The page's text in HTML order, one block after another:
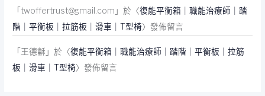
「twoffertrust@gmail.com 」於〈復能平衡箱｜職能治療師｜踏
階｜平衡板｜拉筋板｜滑車｜T型椅〉發佈留言
「 王德龢 」於〈復能平衡箱｜職能治療師｜踏階｜平衡板｜拉筋
板｜滑車｜T型椅〉發佈留言